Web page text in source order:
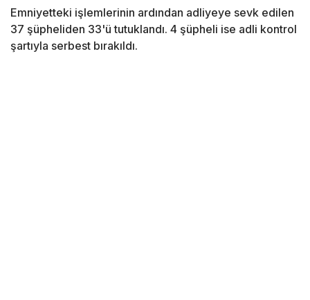
Emniyetteki işlemlerinin ardından adliyeye sevk edilen
37 şüpheliden 33'ü tutuklandı. 4 şüpheli ise adli kontrol
şartıyla serbest bırakıldı.